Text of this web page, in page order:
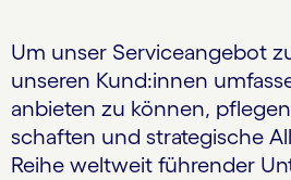
Um unser Serviceangebot
unseren Kund:innen
anbieten zu können,
schaften und strategische
Reihe weltweit führender